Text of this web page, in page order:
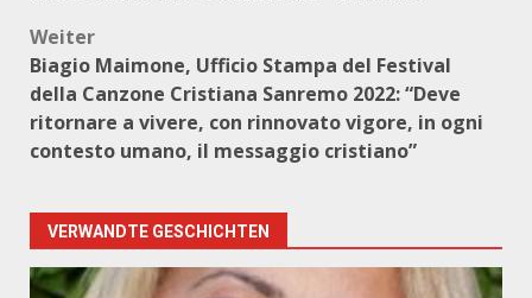
Weiter
Biagio Maimone, Ufficio Stampa del Festival
della Canzone Cristiana Sanremo 2022: “Deve
ritornare a vivere, con rinnovato vigore, in ogni
contesto umano, il messaggio cristiano”
VERWANDTE GESCHICHTEN